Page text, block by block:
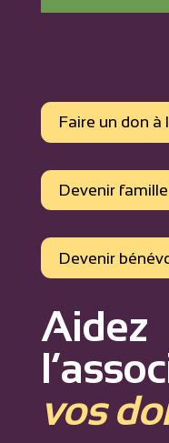
Faire un don
Devenir
Devenir
Aidez
vos